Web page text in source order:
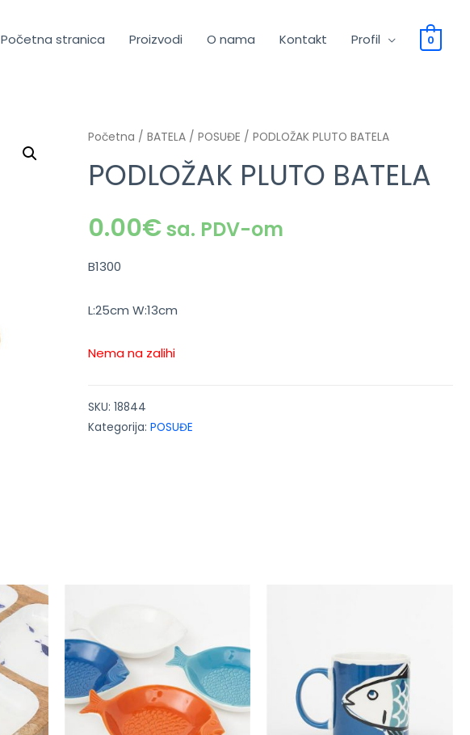
Početna stranica Proizvodi O nama Kontakt Profil 0
Početna /BATELA /POSUĐE / PODLOŽAK PLUTO BATELA
PODLOŽAK PLUTO BATELA
0.00€sa. PDV-om
B1300
L:25cm W:13cm
Nema na zalihi
SKU:18844
Kategorija:POSUĐE